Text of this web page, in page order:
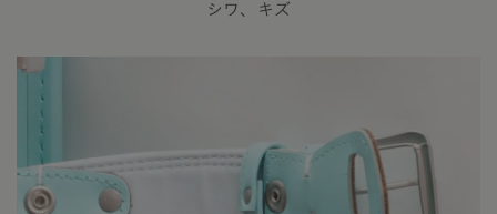
シワ、キズ